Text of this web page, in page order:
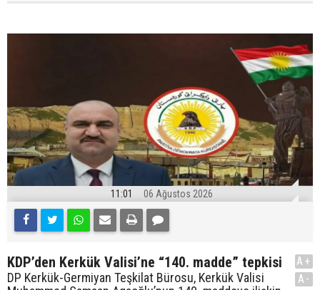
11:01 06 Ağustos 2026
KDP’den Kerkük Valisi’ne “140. madde” tepkisi
DP Kerkük-Germiyan Teşkilat Bürosu, Kerkük Valisi
A+
A-